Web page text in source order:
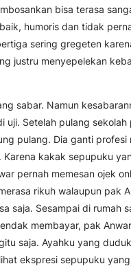
bisa terasa
humoris dan tidak
sering gregeten
justru menyepelekan
sabar. Namun
uji. Setelah pulang sekolah
pulang. Dia ganti profesi
Karena kakak sepupuku
pernah memesan ojek
rikuh walaupun pak
saja. Sesampai di rumah
membayar, pak Anwar
saja. Ayahku yang
ekspresi sepupuku yang